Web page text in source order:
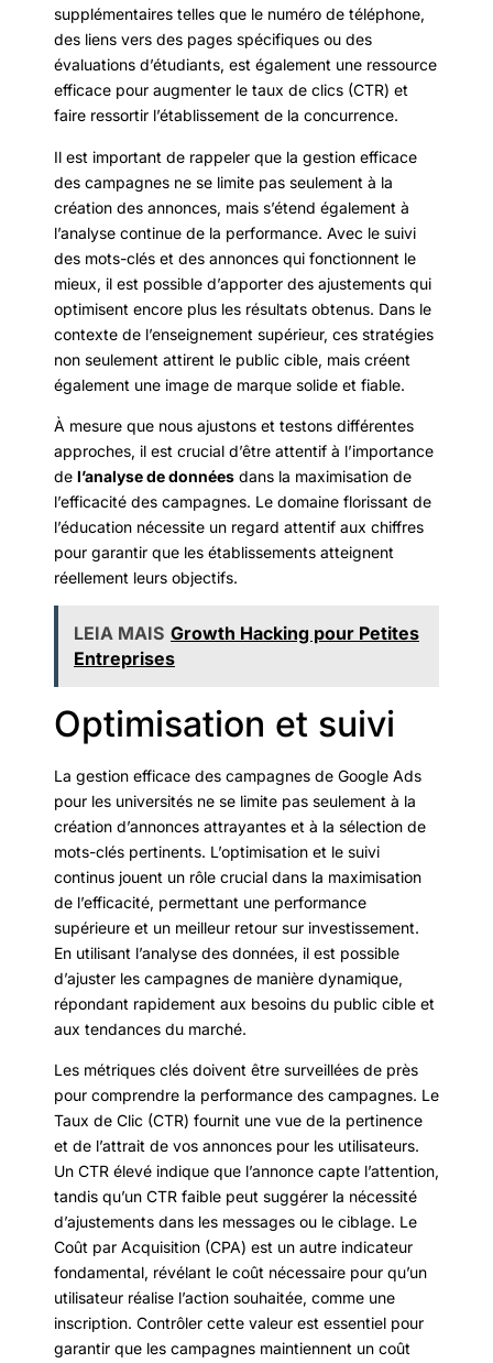
supplémentaires telles que le numéro de téléphone,
des liens vers des pages spécifiques ou des
évaluations d’étudiants, est également une ressource
efficace pour augmenter le taux de clics (CTR) et
faire ressortir l’établissement de la concurrence.
Il est important de rappeler que la gestion efficace
des campagnes ne se limite pas seulement à la
création des annonces, mais s’étend également à
l’analyse continue de la performance. Avec le suivi
des mots-clés et des annonces qui fonctionnent le
mieux, il est possible d’apporter des ajustements qui
optimisent encore plus les résultats obtenus. Dans le
contexte de l’enseignement supérieur, ces stratégies
non seulement attirent le public cible, mais créent
également une image de marque solide et fiable.
À mesure que nous ajustons et testons différentes
approches, il est crucial d’être attentif à l’importance
de l’analyse de données dans la maximisation de
l’efficacité des campagnes. Le domaine florissant de
l’éducation nécessite un regard attentif aux chiffres
pour garantir que les établissements atteignent
réellement leurs objectifs.
LEIA MAIS Growth Hacking pour Petites
Entreprises
Optimisation et suivi
La gestion efficace des campagnes de Google Ads
pour les universités ne se limite pas seulement à la
création d’annonces attrayantes et à la sélection de
mots-clés pertinents. L’optimisation et le suivi
continus jouent un rôle crucial dans la maximisation
de l’efficacité, permettant une performance
supérieure et un meilleur retour sur investissement.
En utilisant l’analyse des données, il est possible
d’ajuster les campagnes de manière dynamique,
répondant rapidement aux besoins du public cible et
aux tendances du marché.
Les métriques clés doivent être surveillées de près
pour comprendre la performance des campagnes. Le
Taux de Clic (CTR) fournit une vue de la pertinence
et de l’attrait de vos annonces pour les utilisateurs.
Un CTR élevé indique que l’annonce capte l’attention,
tandis qu’un CTR faible peut suggérer la nécessité
d’ajustements dans les messages ou le ciblage. Le
Coût par Acquisition (CPA) est un autre indicateur
fondamental, révélant le coût nécessaire pour qu’un
utilisateur réalise l’action souhaitée, comme une
inscription. Contrôler cette valeur est essentiel pour
garantir que les campagnes maintiennent un coût